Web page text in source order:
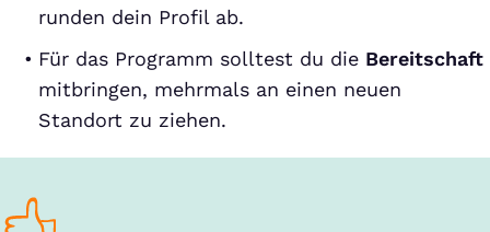
runden dein Profil ab.
Für das Programm solltest du die Bereitschaft
mitbringen, mehrmals an einen neuen
Standort zu ziehen.